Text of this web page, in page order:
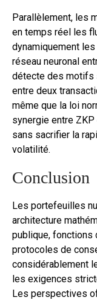
Parallèlement, les
en temps réel les
dynamiquement
réseau neuronal
détecte des motifs
entre deux
même que la loi
synergie entre
sans sacrifier la
volatilité.
Conclusion
Les portefeuilles
architecture
publique, fonctions
protocoles de
considérablement
les exigences
Les perspectives